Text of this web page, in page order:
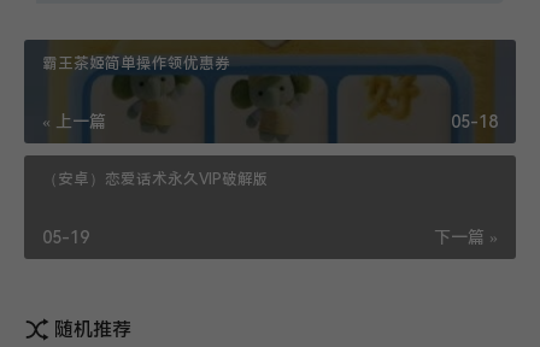
霸王茶姬简单操作领优惠券
« 上一篇 05-18
（安卓）恋爱话术永久VIP破解版
下一篇 »
05-19
随机推荐